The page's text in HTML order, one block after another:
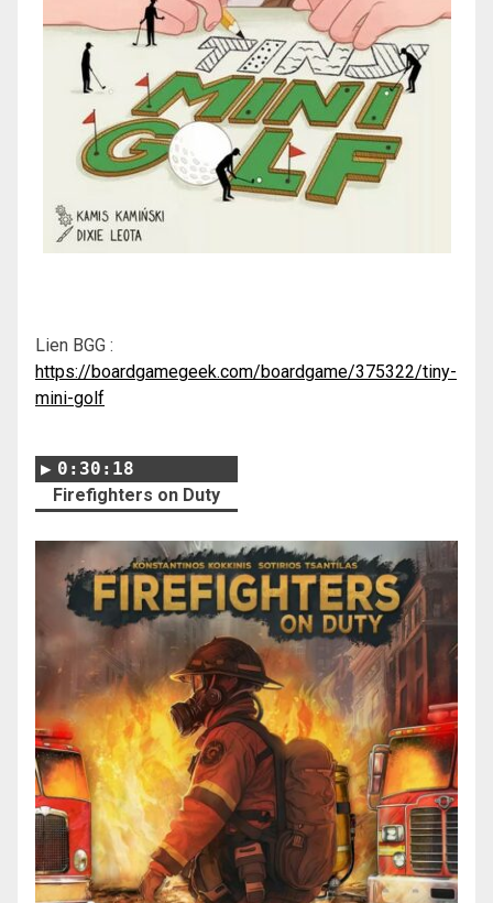
Lien BGG :
https://boardgamegeek.com/boardgame/375322/tiny-
mini-golf
0:30:18
Firefighters on Duty